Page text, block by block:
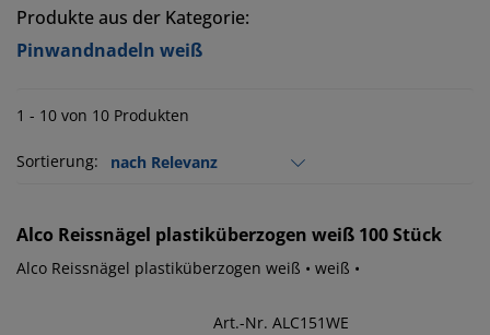
Produkte aus der Kategorie:
Pinwandnadeln weiß
1 - 10 von 10 Produkten
Sortierung:
Alco Reissnägel plastiküberzogen weiß 100 Stück
Alco Reissnägel plastiküberzogen weiß • weiß •
Art.-Nr. ALC151WE